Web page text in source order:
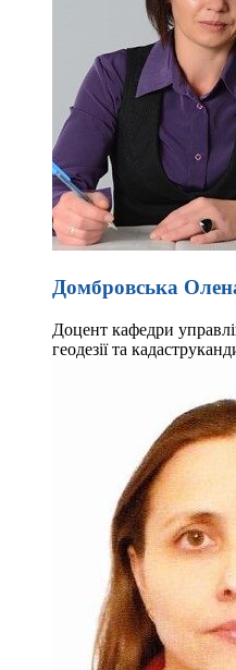
Домбровська
Доцент кафедри
геодезії та кадастру